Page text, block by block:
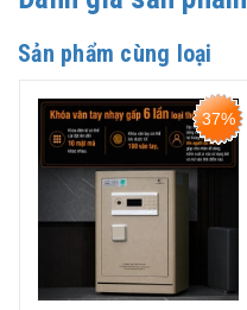
Sản phẩm cùng loại
37%